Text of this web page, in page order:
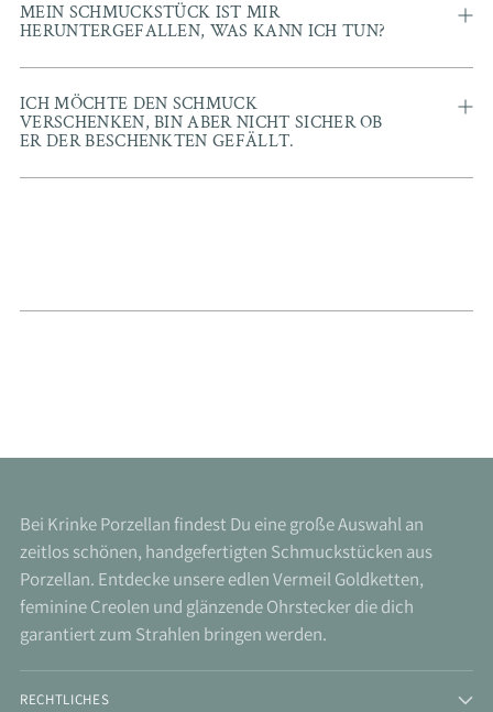
MEIN SCHMUCKSTÜCK IST MIR
HERUNTERGEFALLEN, WAS KANN ICH TUN?
ICH MÖCHTE DEN SCHMUCK
VERSCHENKEN, BIN ABER NICHT SICHER OB
ER DER BESCHENKTEN GEFÄLLT.
Bei Krinke Porzellan findest Du eine große Auswahl an
zeitlos schönen, handgefertigten Schmuckstücken aus
Porzellan. Entdecke unsere edlen Vermeil Goldketten,
feminine Creolen und glänzende Ohrstecker die dich
garantiert zum Strahlen bringen werden.
RECHTLICHES